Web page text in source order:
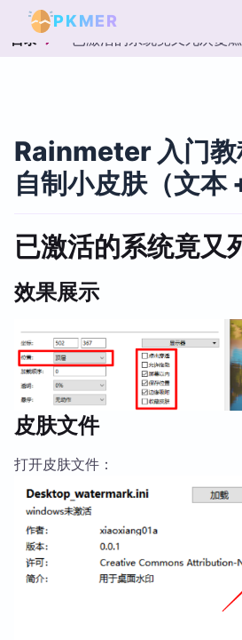
PKMER
目录 已激活的系统竟又死灰复燃
Rainmeter 入门教
自制小皮肤（文本
已激活的系统竟又
效果展示
皮肤文件
打开皮肤文件：